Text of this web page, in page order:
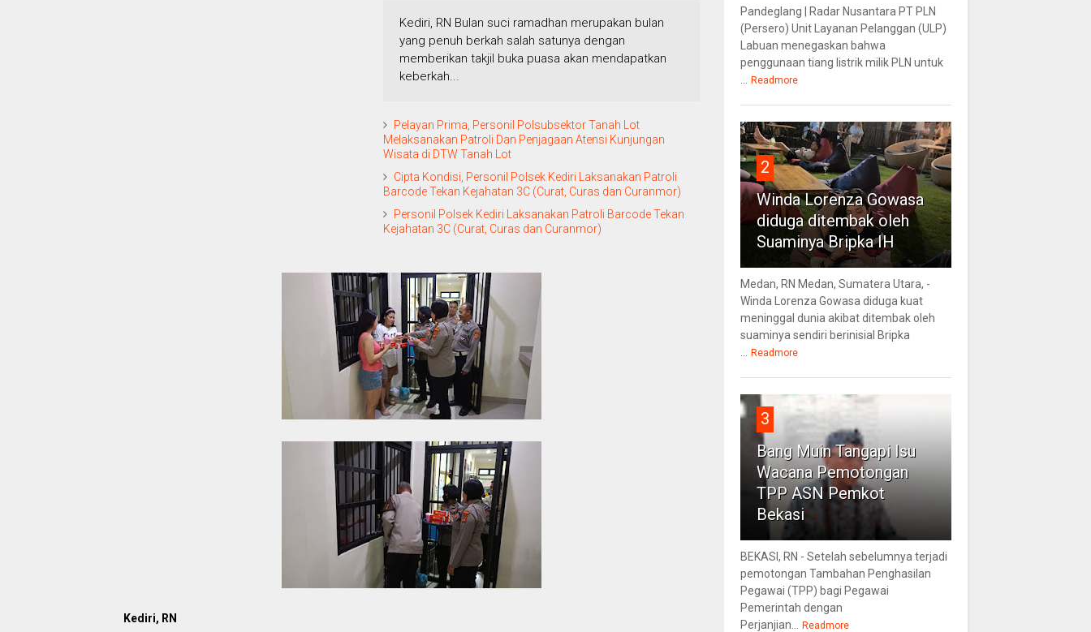
Kediri, RN Bulan suci ramadhan merupakan bulan
yang penuh berkah salah satunya dengan
memberikan takjil buka puasa akan mendapatkan
keberkah...
Pelayan Prima, Personil Polsubsektor Tanah Lot
Melaksanakan Patroli Dan Penjagaan Atensi Kunjungan
Wisata di DTW Tanah Lot
Cipta Kondisi, Personil Polsek Kediri Laksanakan Patroli
Barcode Tekan Kejahatan 3C (Curat, Curas dan Curanmor)
Personil Polsek Kediri Laksanakan Patroli Barcode Tekan
Kejahatan 3C (Curat, Curas dan Curanmor)
Kediri, RN
Pandeglang | Radar Nusantara PT PLN
(Persero) Unit Layanan Pelanggan (ULP)
Labuan menegaskan bahwa
penggunaan tiang listrik milik PLN untuk
Readmore
2
Winda Lorenza Gowasa
diduga ditembak oleh
Suaminya Bripka IH
Medan, RN Medan, Sumatera Utara, -
Winda Lorenza Gowasa diduga kuat
meninggal dunia akibat ditembak oleh
suaminya sendiri berinisial Bripka
Readmore
3
Bang Muin Tangapi Isu
Wacana Pemotongan
TPP ASN Pemkot
Bekasi
BEKASI, RN - Setelah sebelumnya terjadi
pemotongan Tambahan Penghasilan
Pegawai (TPP) bagi Pegawai
Pemerintah dengan
Perjanjian...
Readmore